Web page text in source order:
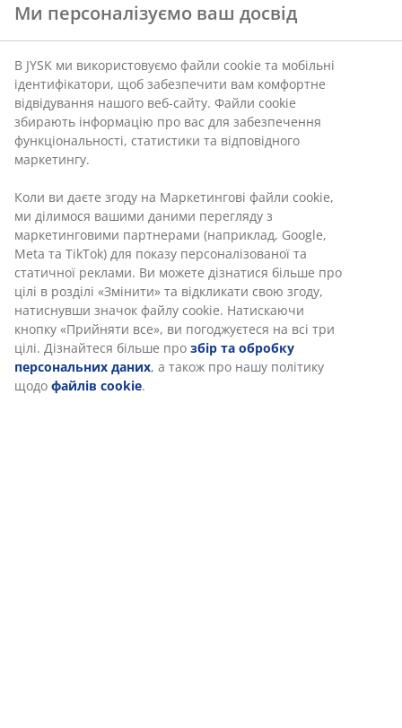
Пакувальний папір різноманітних дизайнів,
переважно в синіх та білих кольорах. Виготовлений
з переробленого FSC® паперу. 70x600 см
Артикул: 4911989
Характеристики
Відгуки
(5)
Доставка
Ми персоналізуємо ваш досвід
В JYSK ми використовуємо файли cookie та мобільні
ідентифікатори, щоб забезпечити вам комфортне
відвідування нашого веб-сайту. Файли cookie
збирають інформацію про вас для забезпечення
функціональності, статистики та відповідного
маркетингу.
Коли ви даєте згоду на Маркетингові файли cookie,
ми ділимося вашими даними перегляду з
маркетинговими партнерами (наприклад, Google,
Meta та TikTok) для показу персоналізованої та
статичної реклами. Ви можете дізнатися більше про
цілі в розділі «Змінити» та відкликати свою згоду,
натиснувши значок файлу cookie. Натискаючи
кнопку «Прийняти все», ви погоджуєтеся на всі три
цілі. Дізнайтеся більше про збір та обробку
персональних даних, а також про нашу політику
щодо файлів cookie.